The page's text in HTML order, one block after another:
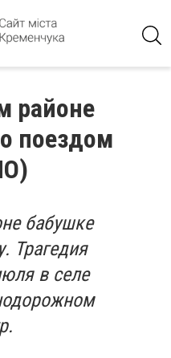
районе
поездом
бабушке
Трагедия
в селе